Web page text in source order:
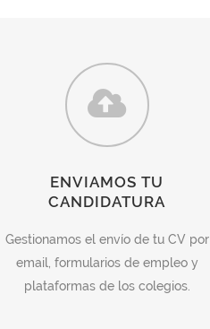
ENVIAMOS TU
CANDIDATURA
Gestionamos el envío de tu CV por
email, formularios de empleo y
plataformas de los colegios.